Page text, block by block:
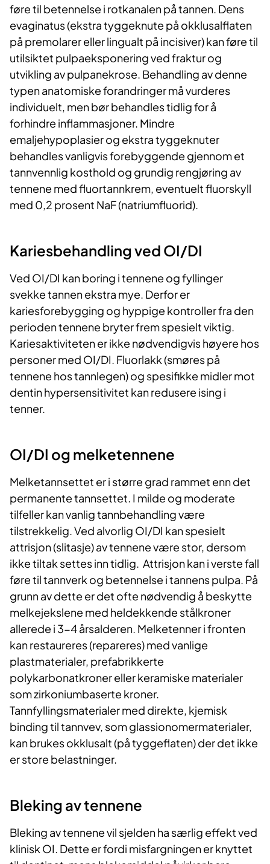
føre til betennelse i rotkanalen på tannen. Dens
evaginatus (ekstra tyggeknute på okklusalflaten
på premolarer eller lingualt på incisiver) kan føre til
utilsiktet pulpaeksponering ved fraktur og
utvikling av pulpanekrose. Behandling av denne
typen anatomiske forandringer må vurderes
individuelt, men bør behandles tidlig for å
forhindre inflammasjoner. Mindre
emaljehypoplasier og ekstra tyggeknuter
behandles vanligvis forebyggende gjennom et
tannvennlig kosthold og grundig rengjøring av
tennene med fluortannkrem, eventuelt fluorskyll
med 0,2 prosent NaF (natriumfluorid).
Kariesbehandling ved OI/DI
Ved OI/DI kan boring i tennene og fyllinger
svekke tannen ekstra mye. Derfor er
kariesforebygging og hyppige kontroller fra den
perioden tennene bryter frem spesielt viktig.
Kariesaktiviteten er ikke nødvendigvis høyere hos
personer med OI/DI. Fluorlakk (smøres på
tennene hos tannlegen) og spesifikke midler mot
dentin hypersensitivitet kan redusere ising i
tenner.
OI/DI og melketennene
Melketannsettet er i større grad rammet enn det
permanente tannsettet. I milde og moderate
tilfeller kan vanlig tannbehandling være
tilstrekkelig. Ved alvorlig OI/DI kan spesielt
attrisjon (slitasje) av tennene være stor, dersom
ikke tiltak settes inn tidlig. Attrisjon kan i verste fall
føre til tannverk og betennelse i tannens pulpa. På
grunn av dette er det ofte nødvendig å beskytte
melkejekslene med heldekkende stålkroner
allerede i 3-4 årsalderen. Melketenner i fronten
kan restaureres (repareres) med vanlige
plastmaterialer, prefabrikkerte
polykarbonatkroner eller keramiske materialer
som zirkoniumbaserte kroner.
Tannfyllingsmaterialer med direkte, kjemisk
binding til tannvev, som glassionomermaterialer,
kan brukes okklusalt (på tyggeflaten) der det ikke
er store belastninger.
​Bleking av tennene
Bleking av tennene vil sjelden ha særlig effekt ved
klinisk OI. Dette er fordi misfargningen er knyttet